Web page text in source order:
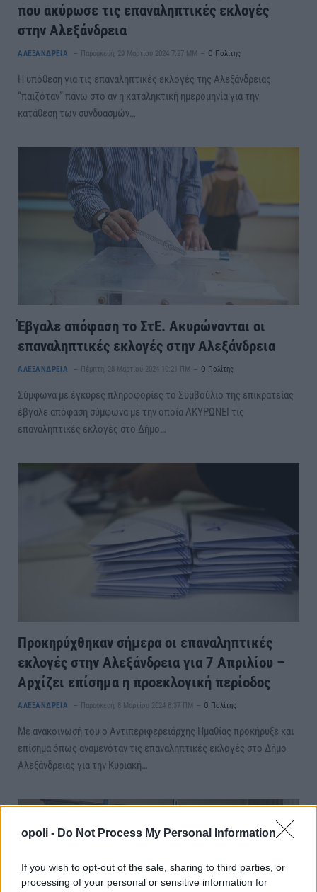
opoli - Do Not Process My Personal Information
If you wish to opt-out of the sale, sharing to third parties, or
processing of your personal or sensitive information for
που ακύρωσε τις επαναληπτικές εκλογές
στην Αλεξάνδρεια
ΑΛΕΞΑΝΔΡΕΙΑ Παρασκευή, 29 Μαρτίου 2024 7:27 ΜΜ Ο Πολίτης
Η υπόθεση για τις επαναληπτικές εκλογές της Αλεξάνδρειας
“παιζόταν” πάνω στο αν η καταληκτική ημερομηνία για την
κατάθεση των συνδυασμών…
Έβγαλε απόφαση το ΣτΕ. Ακυρώνονται οι
επαναληπτικές εκλογές στην Αλεξάνδρεια
ΑΛΕΞΑΝΔΡΕΙΑ Πέμπτη, 28 Μαρτίου 2024 10:21 ΠΜ Ο Πολίτης
Σύμφωνα με έγκυρες πληροφορίες το Συμβούλιο της επικρατείας
έβγαλε απόφαση σύμφωνα με την οποία ΑΚΥΡΩΝΕΙ τις
επαναληπτικές εκλογές στο Δήμο…
Προκηρύχθηκαν σήμερα οι επαναληπτικές
εκλογές στην Αλεξάνδρεια για 7 Απριλίου –
Αρχίζει επίσημα η προεκλογική περίοδος
ΑΛΕΞΑΝΔΡΕΙΑ Παρασκευή, 8 Μαρτίου 2024 8:37 ΠΜ Ο Πολίτης
Με ανακοινωσή του ο Αντιπεριφερειάρχης Ημαθίας προκήρυξε και
επίσημα όπως αναμενόταν τις επαναληπτικές εκλογές στο Δήμο
Αλεξάνδρειας για την Κυριακή…